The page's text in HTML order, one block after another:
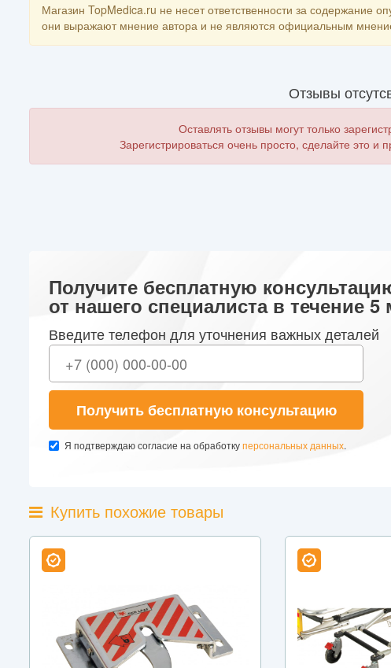
Магазин TopMedica.ru не несет ответственности за содержание
они выражают мнение автора и не являются официальным
Отзывы
Оставлять отзывы могут только
Зарегистрироваться очень просто, сделайте это
Получите бесплатную
от нашего специалиста в течение 5
Введите телефон для уточнения важных деталей
Получить бесплатную консультацию
Я подтверждаю согласие на обработкуперсональных данных.
Купить похожие товары